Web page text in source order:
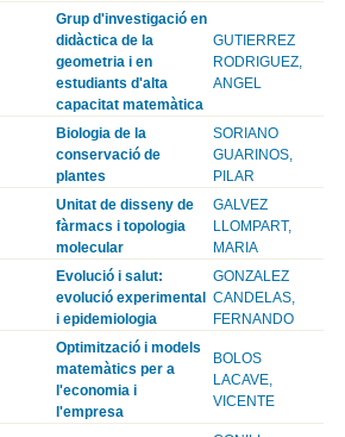
Grup d'investigació en
didàctica de la
geometria i en
estudiants d'alta
capacitat matemàtica
GUTIERREZ
RODRIGUEZ,
ANGEL
Biologia de la
conservació de
plantes
SORIANO
GUARINOS,
PILAR
Unitat de disseny de
fàrmacs i topologia
molecular
GALVEZ
LLOMPART,
MARIA
Evolució i salut:
evolució experimental
i epidemiologia
GONZALEZ
CANDELAS,
FERNANDO
Optimització i models
matemàtics per a
l'economia i
l'empresa
BOLOS
LACAVE,
VICENTE